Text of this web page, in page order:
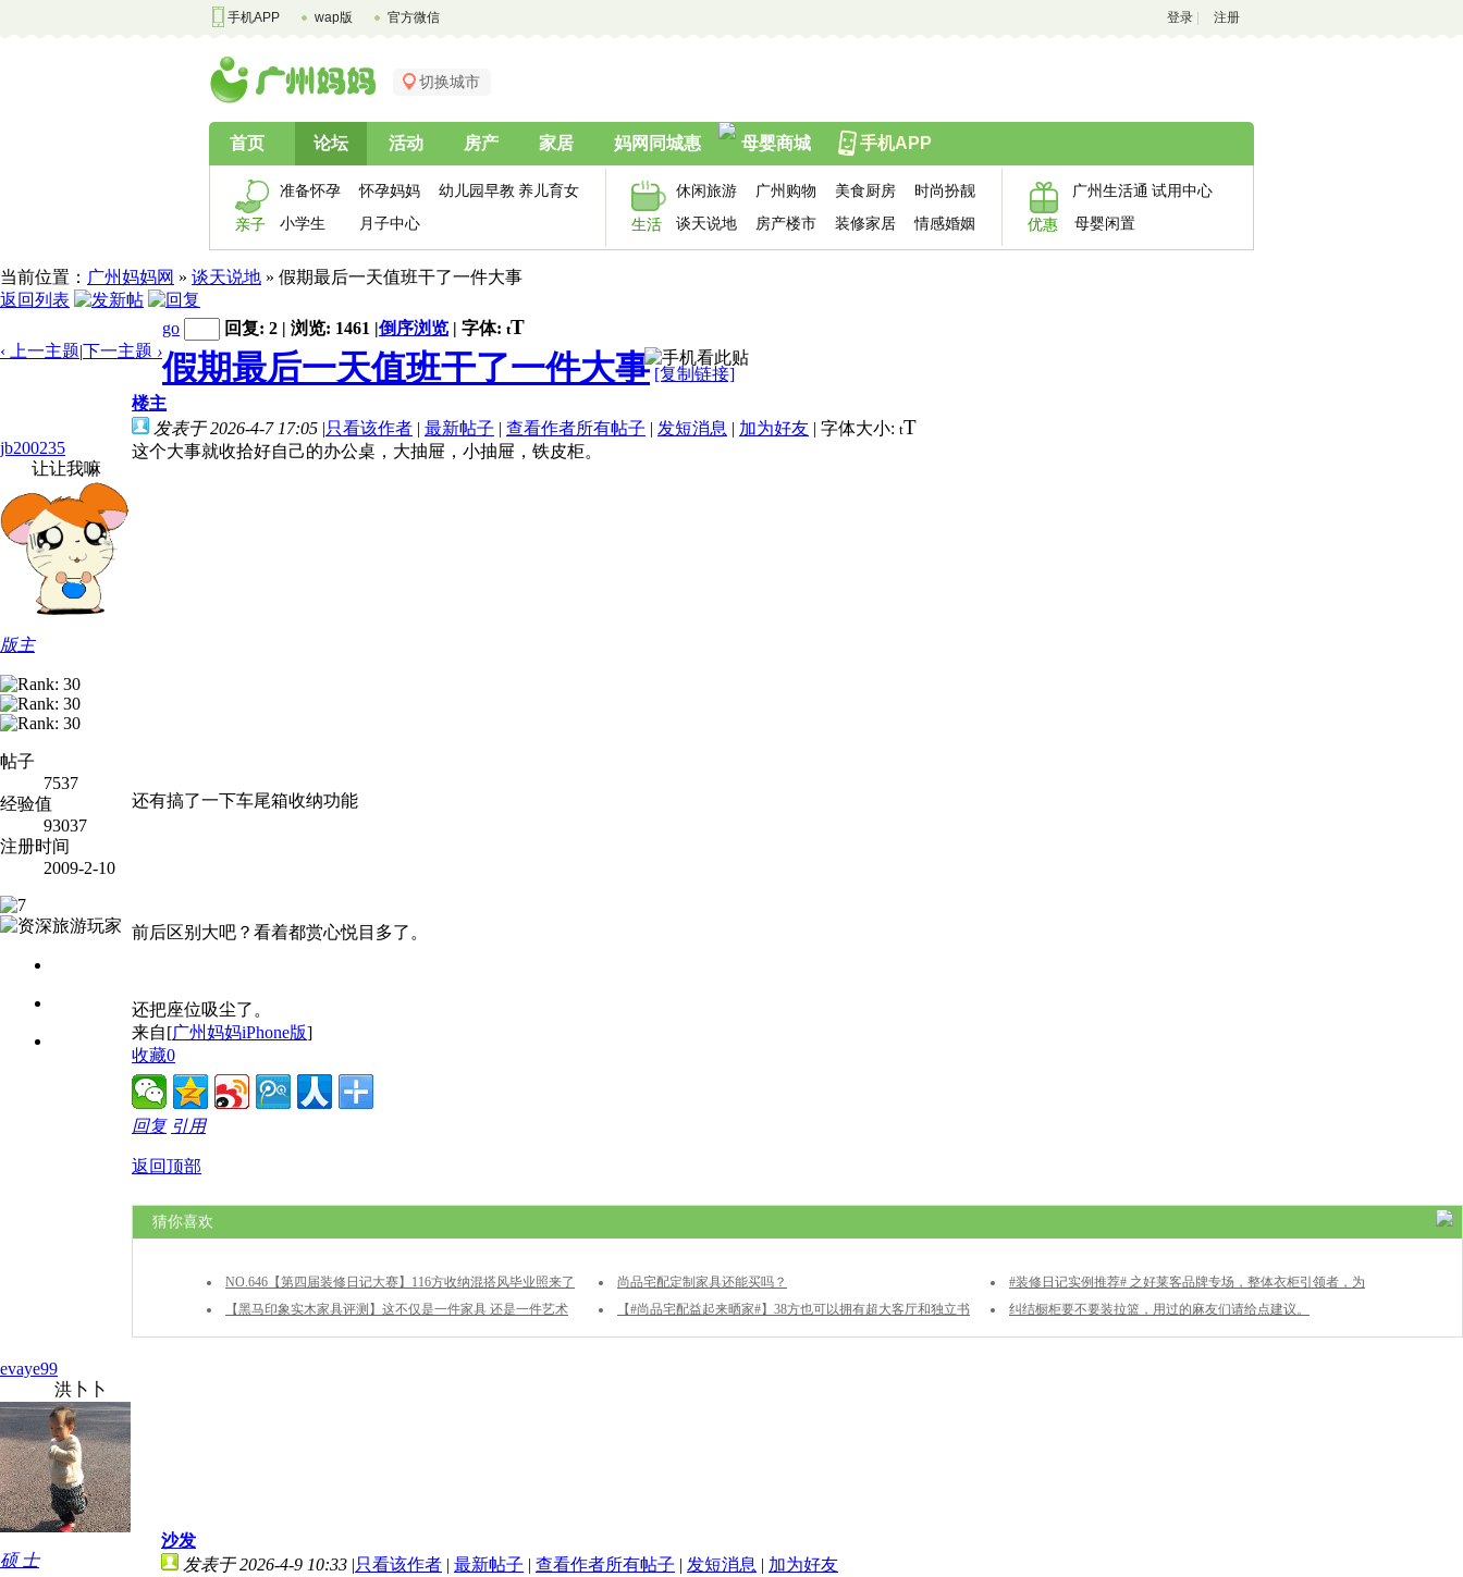
手机APP wap版 官方微信 登录 注册
切换城市
首页 论坛 活动 房产 家居 妈网同城惠 母婴商城 手机APP
亲子
准备怀孕 怀孕妈妈 幼儿园早教 养儿育女
小学生
月子中心 生活
休闲旅游 广州购物 美食厨房
时尚扮靓
谈天说地
房产楼市 装修家居 情感婚姻 优惠
广州生活通 试用中心
母婴闲置
当前位置： 广州妈妈网 » 谈天说地 » 假期最后一天值班干了一件大事
返回列表
‹ 上一主题|下一主题 ›
go 回复: 2 | 浏览: 1461 |倒序浏览 | 字体: tT
假期最后一天值班干了一件大事 [复制链接]
jb200235
让让我嘛
版主
帖子
7537
经验值
93037
注册时间
2009-2-10
楼主
发表于 2026-4-7 17:05 |只看该作者 | 最新帖子 | 查看作者所有帖子 | 发短消息 | 加为好友 | 字体大小: tT
这个大事就收拾好自己的办公桌，大抽屉，小抽屉，铁皮柜。
还有搞了一下车尾箱收纳功能
前后区别大吧？看着都赏心悦目多了。
还把座位吸尘了。
来自[广州妈妈iPhone版]
收藏0
回复 引用
返回顶部
猜你喜欢
NO.646【第四届装修日记大赛】116方收纳混搭风毕业照来了
（内附详细价格清单）
尚品宅配定制家具还能买吗？
#装修日记实例推荐# 之好莱客品牌专场，整体衣柜引领者，为
你定制舒适家
【黑马印象实木家具评测】这不仅是一件家具 还是一件艺术
品！门厅柜隐藏风水玄机
【#尚品宅配益起来晒家#】38方也可以拥有超大客厅和独立书
房！
纠结橱柜要不要装拉篮，用过的麻友们请给点建议。
evaye99
洪卜卜
硕 士
沙发
发表于 2026-4-9 10:33 |只看该作者 | 最新帖子 | 查看作者所有帖子 | 发短消息 | 加为好友